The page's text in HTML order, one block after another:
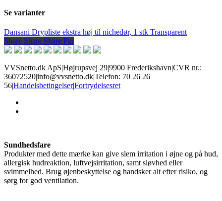
Se varianter
Dansani Drypliste ekstra høj til nichedør, 1 stk Transparent
Share
Share Share Share Pin
VVSnetto.dk ApS|Højrupsvej 29|9900 Frederikshavn|CVR nr.:
36072520|info@vvsnetto.dk|Telefon: 70 26 26
56|Handelsbetingelser|Fortrydelsesret
Sundhedsfare
Produkter med dette mærke kan give slem irritation i øjne og på hud,
allergisk hudreaktion, luftvejsirritation, samt sløvhed eller
svimmelhed. Brug øjenbeskyttelse og handsker alt efter risiko, og
sørg for god ventilation.